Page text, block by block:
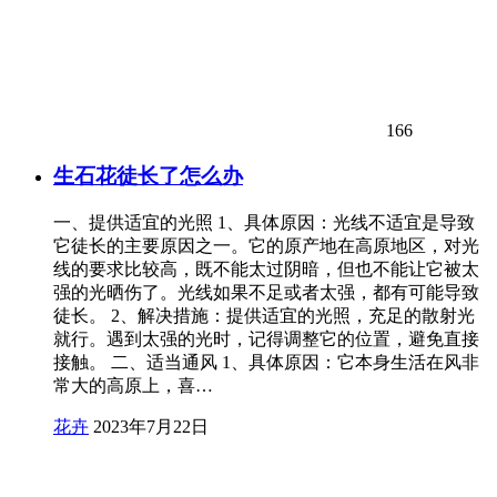
166
生石花徒长了怎么办
一、提供适宜的光照 1、具体原因：光线不适宜是导致
它徒长的主要原因之一。它的原产地在高原地区，对光
线的要求比较高，既不能太过阴暗，但也不能让它被太
强的光晒伤了。光线如果不足或者太强，都有可能导致
徒长。 2、解决措施：提供适宜的光照，充足的散射光
就行。遇到太强的光时，记得调整它的位置，避免直接
接触。 二、适当通风 1、具体原因：它本身生活在风非
常大的高原上，喜…
花卉 2023年7月22日